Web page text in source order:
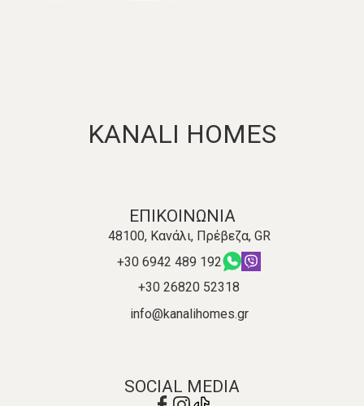
KANALI HOMES
ΕΠΙΚΟΙΝΩΝΙΑ
48100, Κανάλι, Πρέβεζα, GR
+30 6942 489 192
+30 26820 52318
info@kanalihomes.gr
SOCIAL MEDIA